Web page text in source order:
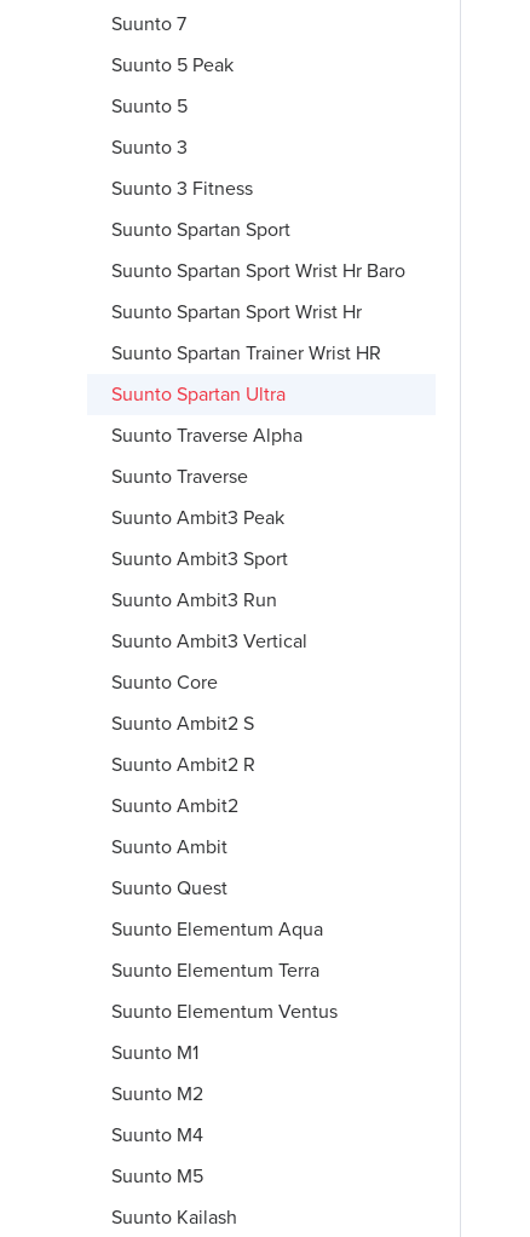
Suunto 7
Suunto 5 Peak
Suunto 5
Suunto 3
Suunto 3 Fitness
Suunto Spartan Sport
Suunto Spartan Sport Wrist Hr Baro
Suunto Spartan Sport Wrist Hr
Suunto Spartan Trainer Wrist HR
Suunto Spartan Ultra
Suunto Traverse Alpha
Suunto Traverse
Suunto Ambit3 Peak
Suunto Ambit3 Sport
Suunto Ambit3 Run
Suunto Ambit3 Vertical
Suunto Core
Suunto Ambit2 S
Suunto Ambit2 R
Suunto Ambit2
Suunto Ambit
Suunto Quest
Suunto Elementum Aqua
Suunto Elementum Terra
Suunto Elementum Ventus
Suunto M1
Suunto M2
Suunto M4
Suunto M5
Suunto Kailash